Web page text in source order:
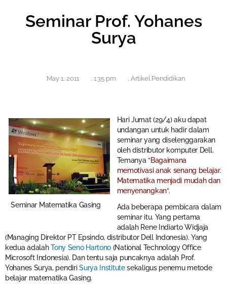
Seminar Prof. Yohanes
Surya
May 1, 2011 , 1:35 pm , Artikel Pendidikan
Seminar Matematika Gasing
Hari Jumat (29/4) aku dapat
undangan untuk hadir dalam
seminar yang diselenggarakan
oleh distributor komputer Dell.
Temanya “Bagaimana
memotivasi anak senang belajar.
Matematika menjadi mudah dan
menyenangkan“.
Ada beberapa pembicara dalam
seminar itu. Yang pertama
adalah Rene Indiarto Widjaja
(Managing Direktor PT Epsindo, distributor Dell Indonesia). Yang
kedua adalahTony Seno Hartono (National Technology Office
Microsoft Indonesia). Dan tentu saja puncaknya adalah Prof.
Yohanes Surya, pendiriSurya Institutesekaligus penemu metode
belajar matematika Gasing.